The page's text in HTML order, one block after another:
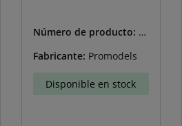
Número de producto: G
Fabricante: Promodels
Disponible en stock